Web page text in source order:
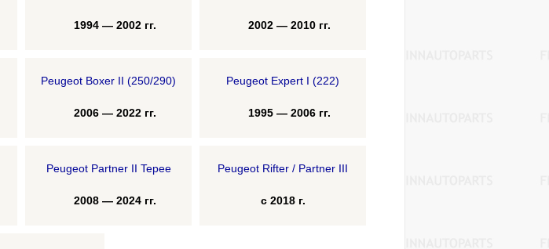
1994 — 2002 гг. 2002 — 2010 гг.
Peugeot Boxer II (250/290)
2006 — 2022 гг.
Peugeot Expert I (222)
1995 — 2006 гг.
Peugeot Partner II Tepee
2008 — 2024 гг.
Peugeot Rifter / Partner III
с 2018 г.